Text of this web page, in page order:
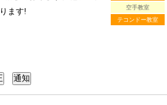
空手教室
テコンドー教室
ます!